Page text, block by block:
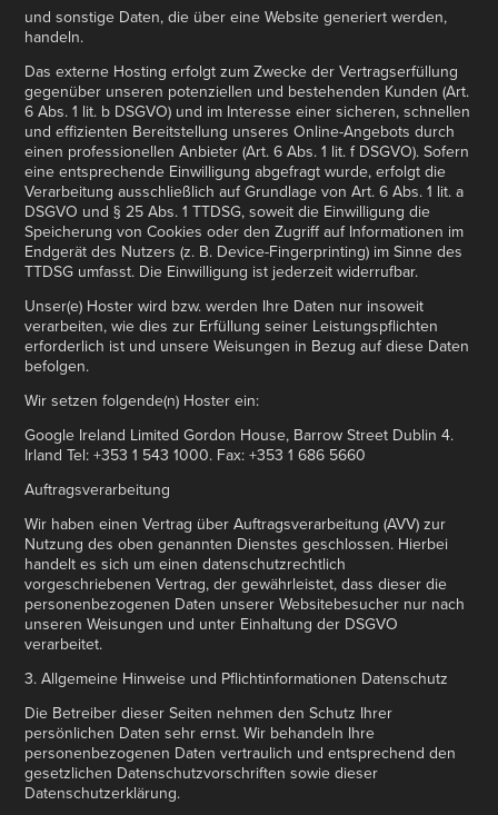
und sonstige Daten, die über eine Website generiert werden,
handeln.
Das externe Hosting erfolgt zum Zwecke der Vertragserfüllung
gegenüber unseren potenziellen und bestehenden Kunden (Art.
6 Abs. 1 lit. b DSGVO) und im Interesse einer sicheren, schnellen
und effizienten Bereitstellung unseres Online-Angebots durch
einen professionellen Anbieter (Art. 6 Abs. 1 lit. f DSGVO). Sofern
eine entsprechende Einwilligung abgefragt wurde, erfolgt die
Verarbeitung ausschließlich auf Grundlage von Art. 6 Abs. 1 lit. a
DSGVO und § 25 Abs. 1 TTDSG, soweit die Einwilligung die
Speicherung von Cookies oder den Zugriff auf Informationen im
Endgerät des Nutzers (z. B. Device-Fingerprinting) im Sinne des
TTDSG umfasst. Die Einwilligung ist jederzeit widerrufbar.
Unser(e) Hoster wird bzw. werden Ihre Daten nur insoweit
verarbeiten, wie dies zur Erfüllung seiner Leistungspflichten
erforderlich ist und unsere Weisungen in Bezug auf diese Daten
befolgen.
Wir setzen folgende(n) Hoster ein:
Google Ireland Limited Gordon House, Barrow Street Dublin 4.
Irland Tel: +353 1 543 1000. Fax: +353 1 686 5660
Auftragsverarbeitung
Wir haben einen Vertrag über Auftragsverarbeitung (AVV) zur
Nutzung des oben genannten Dienstes geschlossen. Hierbei
handelt es sich um einen datenschutzrechtlich
vorgeschriebenen Vertrag, der gewährleistet, dass dieser die
personenbezogenen Daten unserer Websitebesucher nur nach
unseren Weisungen und unter Einhaltung der DSGVO
verarbeitet.
3. Allgemeine Hinweise und Pflichtinformationen Datenschutz
Die Betreiber dieser Seiten nehmen den Schutz Ihrer
persönlichen Daten sehr ernst. Wir behandeln Ihre
personenbezogenen Daten vertraulich und entsprechend den
gesetzlichen Datenschutzvorschriften sowie dieser
Datenschutzerklärung.